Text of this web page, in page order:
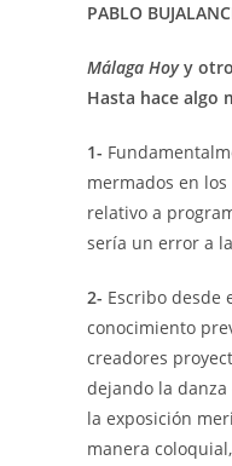
PABLO
Málaga Hoyy
Hasta hace algo
1-
mermados en
relativo a
sería un error a
2- Escribo desde
conocimiento
creadores
dejando la
la exposición
manera